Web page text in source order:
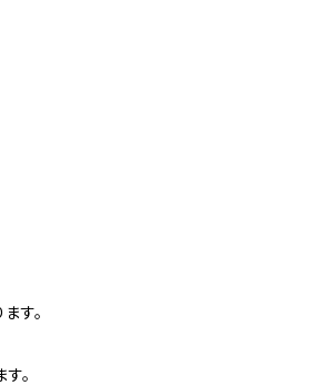
す。
。